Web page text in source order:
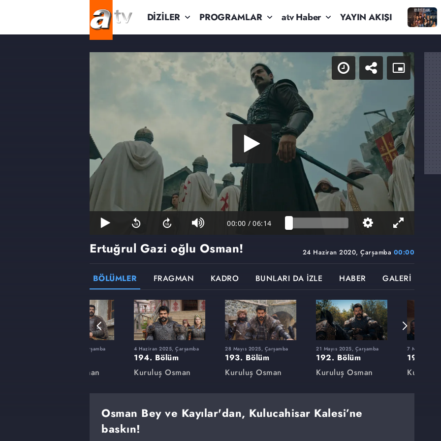
DİZİLER PROGRAMLAR atv Haber YAYIN AKIŞI
00:00 / 06:14
24 Haziran 2020, Çarşamba 00:00
Ertuğrul Gazi oğlu Osman!
BÖLÜMLER FRAGMAN KADRO BUNLARI DA İZLE HABER GALERİ
12 Şubat 2025, Çarşamba
Kuruluş Osman
4 Haziran 2025, Çarşamba
194. Bölüm
Kuruluş Osman
28 Mayıs 2025, Çarşamba
193. Bölüm
Kuruluş Osman
21 Mayıs 2025, Çarşamba
192. Bölüm
Kuruluş Osman
7 Mayıs 2025,
191.
Kuruluş
Osman Bey ve Kayılar'dan, Kulucahisar Kalesi’ne
baskın!